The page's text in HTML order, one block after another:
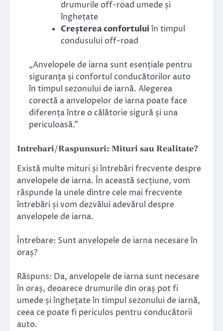
drumurile off-road umede și
înghețate
Creșterea confortuluiîn timpul
condusului off-road
„Anvelopele de iarna sunt esențiale pentru
siguranța și confortul conducătorilor auto
în timpul sezonului de iarnă. Alegerea
corectă a anvelopelor de iarna poate face
diferența între o călătorie sigură și una
periculoasă.”
Intrebari/Raspunsuri: Mituri sau Realitate?
Există multe mituri și întrebări frecvente despre
anvelopele de iarna. În această secțiune, vom
răspunde la unele dintre cele mai frecvente
întrebări și vom dezvălui adevărul despre
anvelopele de iarna.
Întrebare: Sunt anvelopele de iarna necesare în
oraș?
Răspuns: Da, anvelopele de iarna sunt necesare
în oraș, deoarece drumurile din oraș pot fi
umede și înghețate în timpul sezonului de iarnă,
ceea ce poate fi periculos pentru conducătorii
auto.